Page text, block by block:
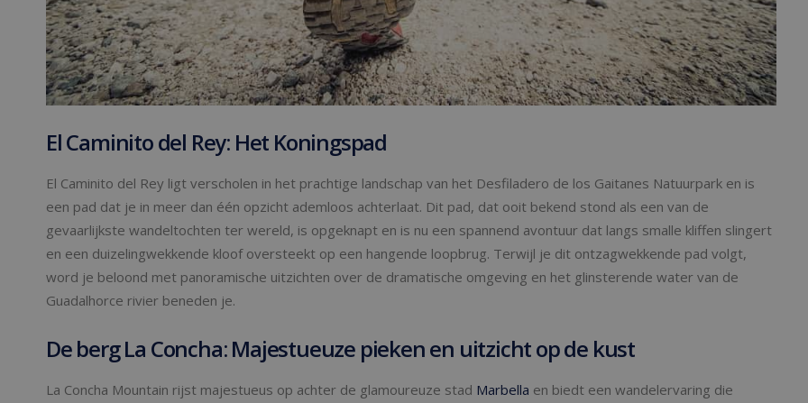
El Caminito del Rey: Het Koningspad
El Caminito del Rey ligt verscholen in het prachtige landschap van het Desfiladero de los Gaitanes Natuurpark en is
een pad dat je in meer dan één opzicht ademloos achterlaat. Dit pad, dat ooit bekend stond als een van de
gevaarlijkste wandeltochten ter wereld, is opgeknapt en is nu een spannend avontuur dat langs smalle kliffen slingert
en een duizelingwekkende kloof oversteekt op een hangende loopbrug. Terwijl je dit ontzagwekkende pad volgt,
word je beloond met panoramische uitzichten over de dramatische omgeving en het glinsterende water van de
Guadalhorce rivier beneden je.
De berg La Concha: Majestueuze pieken en uitzicht op de kust
La Concha Mountain rijst majestueus op achter de glamoureuze stad Marbella en biedt een wandelervaring die